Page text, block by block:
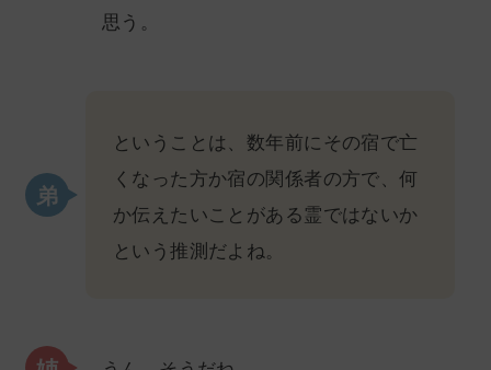
思う。
ということは、数年前にその宿で亡
くなった方か宿の関係者の方で、何
か伝えたいことがある霊ではないか
という推測だよね。